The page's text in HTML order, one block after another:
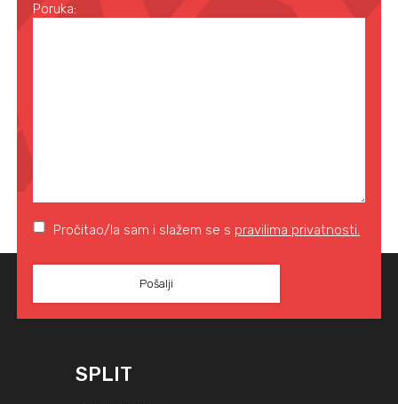
Poruka:
Pročitao/la sam i slažem se s pravilima privatnosti.
SPLIT